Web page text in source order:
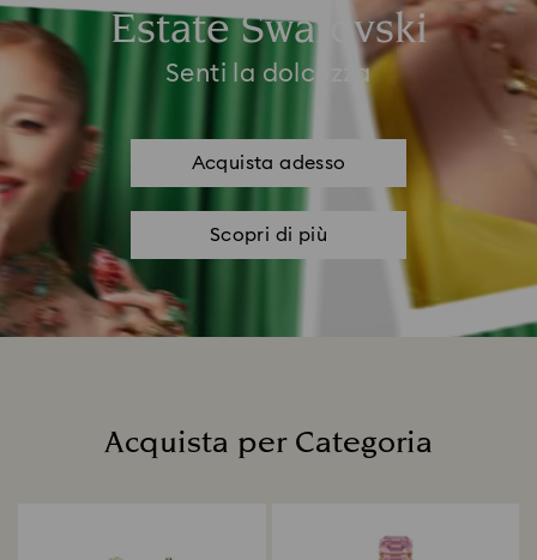
Estate Swarovski
Senti la dolcezza
Acquista adesso
Scopri di più
Acquista per Categoria